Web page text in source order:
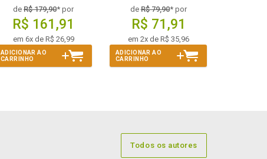
de R$ 179,90* por
R$ 161,91
em 6x de R$ 26,99
ADICIONAR AO
CARRINHO
deR$ 79,90* por
R$ 71,91
em 2x de R$ 35,96
ADICIONAR AO
CARRINHO
Todos os autores